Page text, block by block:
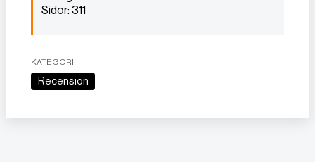
Sidor: 311
KATEGORI
Recension